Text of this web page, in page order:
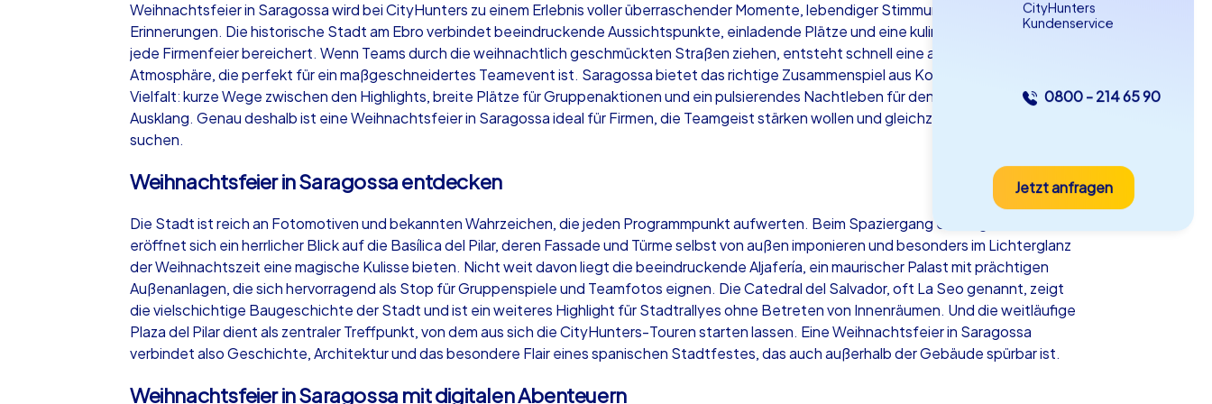
iPad Tour
Saragossa
1,5-3,0 h 15-1,000
Krimi iPad Tour
Saragossa
1,5-3,0 h 15-500
Xmas iPad Tour
1,5-2,0 h 15-1,000
Weihnachtsfeier in Saragossa wird bei CityHunters zu einem Erlebnis voller überraschender Momente, lebendiger Stimmung und gemeinsamer
Erinnerungen. Die historische Stadt am Ebro verbindet beeindruckende Aussichtspunkte, einladende Plätze und eine kulinarische Vielfalt, die
jede Firmenfeier bereichert. Wenn Teams durch die weihnachtlich geschmückten Straßen ziehen, entsteht schnell eine ausgelassene
Atmosphäre, die perfekt für ein maßgeschneidertes Teamevent ist. Saragossa bietet das richtige Zusammenspiel aus Kompaktheit und
Vielfalt: kurze Wege zwischen den Highlights, breite Plätze für Gruppenaktionen und ein pulsierendes Nachtleben für den entspannten
Ausklang. Genau deshalb ist eine Weihnachtsfeier in Saragossa ideal für Firmen, die Teamgeist stärken wollen und gleichzeitig Spaß und Kultur
suchen.
Weihnachtsfeier in Saragossa entdecken
Die Stadt ist reich an Fotomotiven und bekannten Wahrzeichen, die jeden Programmpunkt aufwerten. Beim Spaziergang entlang des Ebro
eröffnet sich ein herrlicher Blick auf die Basílica del Pilar, deren Fassade und Türme selbst von außen imponieren und besonders im Lichterglanz
der Weihnachtszeit eine magische Kulisse bieten. Nicht weit davon liegt die beeindruckende Aljafería, ein maurischer Palast mit prächtigen
Außenanlagen, die sich hervorragend als Stop für Gruppenspiele und Teamfotos eignen. Die Catedral del Salvador, oft La Seo genannt, zeigt
die vielschichtige Baugeschichte der Stadt und ist ein weiteres Highlight für Stadtrallyes ohne Betreten von Innenräumen. Und die weitläufige
Plaza del Pilar dient als zentraler Treffpunkt, von dem aus sich die CityHunters-Touren starten lassen. Eine Weihnachtsfeier in Saragossa
verbindet also Geschichte, Architektur und das besondere Flair eines spanischen Stadtfestes, das auch außerhalb der Gebäude spürbar ist.
Weihnachtsfeier in Saragossa mit digitalen Abenteuern
CityHunters
Kundenservice
0800 - 214 65 90
Jetzt anfragen